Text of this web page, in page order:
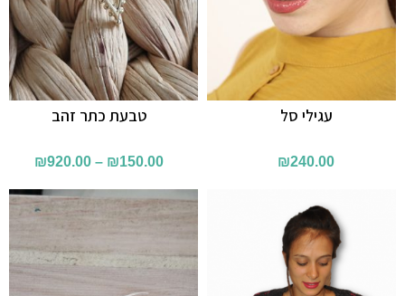
טבעת כתר זהב
₪150.00
–
₪920.00
עגילי סל
₪240.00